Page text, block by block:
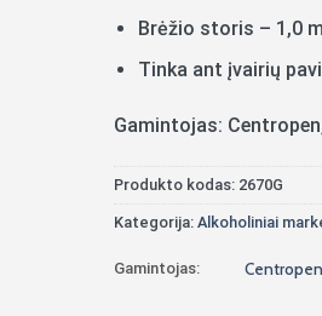
Brėžio storis – 1,0
Tinka ant įvairių
Gamintojas:
Produkto kodas: 2670G
Kategorija: Alkoholiniai
Gamintojas: Centropen